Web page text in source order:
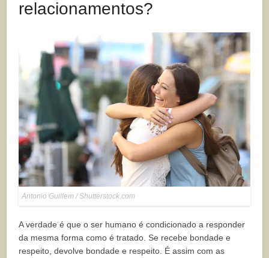
relacionamentos?
Antonio Guillem / Shutterstock.com
A verdade é que o ser humano é condicionado a responder
da mesma forma como é tratado. Se recebe bondade e
respeito, devolve bondade e respeito. É assim com as